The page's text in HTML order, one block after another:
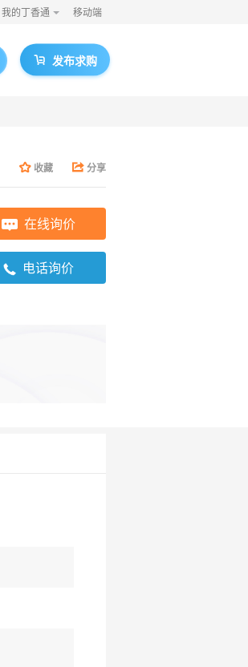
我的丁香通 移动端
发布求购
收藏 分享
在线询价
电话询价